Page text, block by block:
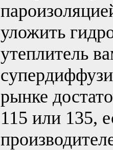
уложить
утеплитель
рынке
115 или 135,